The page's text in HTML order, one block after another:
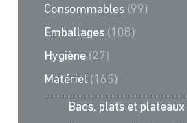
Consommables (99)
Emballages (108)
Hygiène (27)
Matériel (165)
Bacs, plats et plateaux